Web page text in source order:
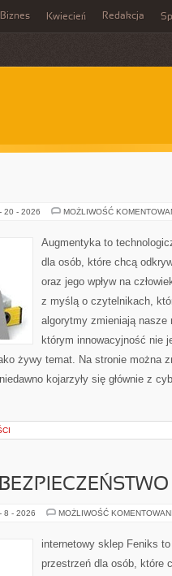
Kwiecień Redakcja
20 - 2026 MOŻLIWOŚĆ
Augmentyka to
dla osób, które chcą
oraz jego wpływ na
z myślą o czytelnikach,
algorytmy zmieniają nasze
którym innowacyjność nie
żywy temat. Na stronie można
kojarzyły się głównie z
8 - 2026 MOŻLIWOŚĆ
internetowy sklep Feniks
przestrzeń dla osób, które